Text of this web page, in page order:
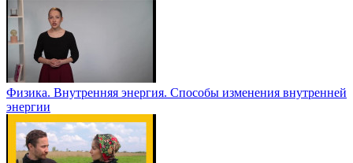
Физика. Внутренняя энергия. Способы изменения внутренней
энергии